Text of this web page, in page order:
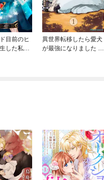
目前のヒ
した私、
異世界転移したら愛犬
が最強になりました ～